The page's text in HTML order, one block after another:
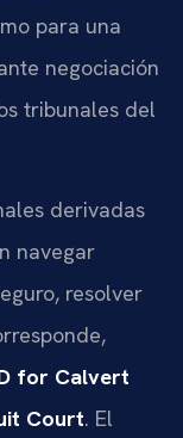
para una
negociación
tribunales del
derivadas
navegar
resolver
for Calvert
Court. El